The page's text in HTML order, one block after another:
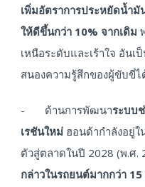
เพิ่มอัตราการประหยัดน้ำมั
ให้ดีขึ้นกว่า 10% จากเดิม
เหนือระดับและเร้าใจ อัน
สนองความรู้สึกของผู้ขับขี่ไ
- ด้านการพัฒนาระบบ
เรชันใหม่ ฮอนด้ากำลังอยู่
ตัวสู่ตลาดในปี 2028 (พ.ศ.
กล่าวในรถยนต์มากกว่า 15